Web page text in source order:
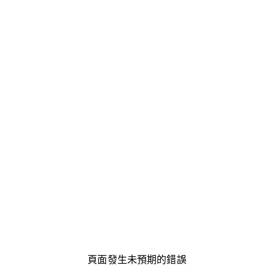
頁面發生未預期的錯誤